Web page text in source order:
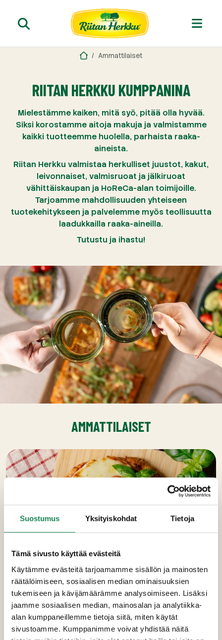
Suostumus Yksityiskohdat Tietoja
Tämä sivusto käyttää evästeitä
Käytämme evästeitä tarjoamamme sisällön ja mainosten
räätälöimiseen, sosiaalisen median ominaisuuksien
tukemiseen ja kävijämäärämme analysoimiseen. Lisäksi
jaamme sosiaalisen median, mainosalan ja analytiikka-
alan kumppaneillemme tietoja siitä, miten käytät
sivustoamme. Kumppanimme voivat yhdistää näitä
Ammattilaiset
RIITAN HERKKU KUMPPANINA
Mielestämme kaiken, mitä syö, pitää olla hyvää.
Siksi korostamme aitoja makuja ja valmistamme
kaikki tuotteemme huolella, parhaista raaka-
aineista.
Riitan Herkku valmistaa herkulliset juustot, kakut,
leivonnaiset, valmisruoat ja jälkiruoat
vähittäiskaupan ja HoReCa-alan toimijoille.
Tarjoamme mahdollisuuden yhteiseen
tuotekehitykseen ja palvelemme myös teollisuutta
laadukkailla raaka-aineilla.
Tutustu ja ihastu!
AMMATTILAISET